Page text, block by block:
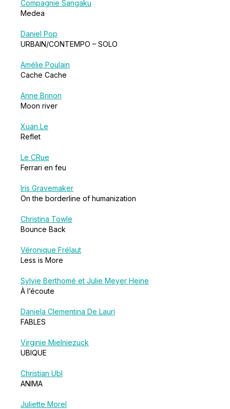
Compagnie Sangaku
Medea
Daniel Pop
URBAIN/CONTEMPO – SOLO
Amélie Poulain
Cache Cache
Anne Brinon
Moon river
Xuan Le
Reflet
Le CRue
Ferrari en feu
Iris Gravemaker
On the borderline of humanization
Christina Towle
Bounce Back
Véronique Frélaut
Less is More
Sylvie Berthomé et Julie Meyer Heine
À l’écoute
Daniela Clementina De Lauri
FABLES
Virginie Mielniezuck
UBIQUE
Christian Ubl
ANIMA
Juliette Morel